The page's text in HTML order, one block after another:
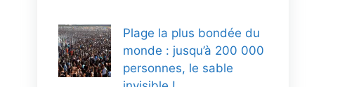
Plage la plus bondée du
monde : jusqu’à 200 000
personnes, le sable